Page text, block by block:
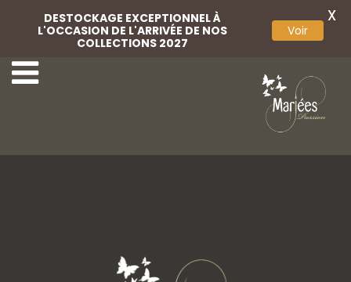
8-Angela Bianca 10-Angela Bianca
DESTOCKAGE EXCEPTIONNEL À
L'OCCASION DE L'ARRIVÉE DE NOS
COLLECTIONS 2027
Voir
X